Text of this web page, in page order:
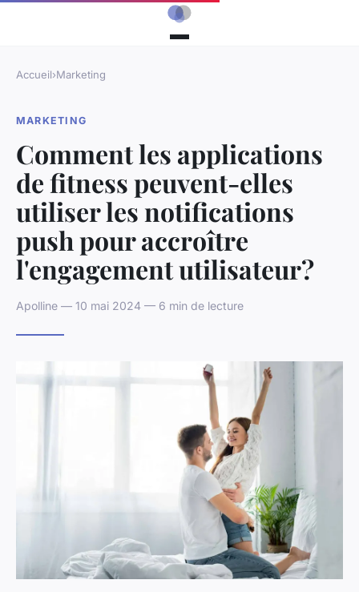
Accueil›Marketing
MARKETING
Comment les applications
de fitness peuvent-elles
utiliser les notifications
push pour accroître
l'engagement utilisateur?
Apolline — 10 mai 2024 — 6 min de lecture